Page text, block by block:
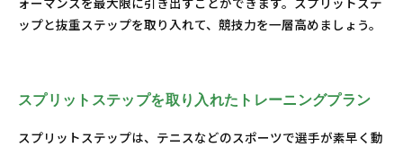
ップと抜重ステップを取り入れて、競技力を一層高めましょう。
スプリットステップを取り入れたトレーニングプラン
スプリットステップは、テニスなどのスポーツで選手が素早く動